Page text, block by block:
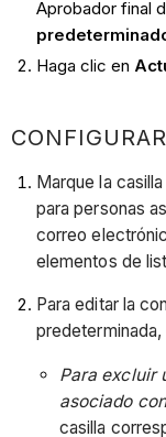
Aprobador final
Haga clic en
Marque la
para personas
correo
elementos de
Para editar la
Para excluir
asociado
casilla